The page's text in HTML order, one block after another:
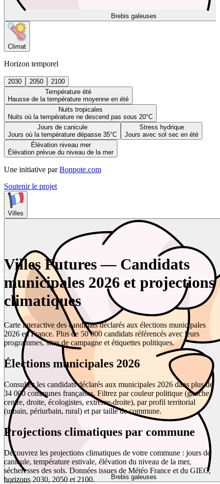
Brebis galeuses
Climat
Horizon temporel
2030 2050
2100
Température été
Hausse de la température moyenne en été
Nuits tropicales
Nuits où la température ne descend pas sous 20°C
Jours de canicule
Jours où la température dépasse 35°C
Stress hydrique
Jours avec sol sec en été
Élévation niveau mer
Élévation prévue du niveau de la mer
Une initiative par Bonpote.com
Soutenir le projet
Villes
Brebis galeuses
Villes Futures — Candidats
municipales 2026 et projections
climatiques
Carte interactive des candidats déclarés aux élections municipales
2026 en France. Plus de 50 000 candidats référencés avec leurs
programmes, sites de campagne et étiquettes politiques.
Élections municipales 2026
Consultez les candidats déclarés aux municipales 2026 dans plus de
34 000 communes françaises. Filtrez par couleur politique (gauche,
centre, droite, écologistes, extrême-droite), par profil territorial
(urbain, périurbain, rural) et par taille de commune.
Projections climatiques par commune
Découvrez les projections climatiques de votre commune : jours de
canicule, température estivale, élévation du niveau de la mer,
sécheresses des sols. Données issues de Météo France et du GIEC,
horizons 2030, 2050 et 2100.